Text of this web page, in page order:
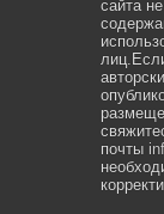
сайта
почты